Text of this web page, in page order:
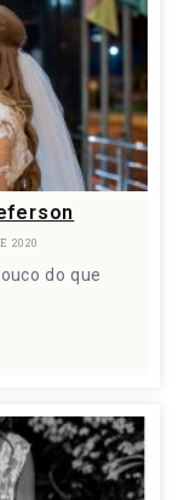
2020
do que